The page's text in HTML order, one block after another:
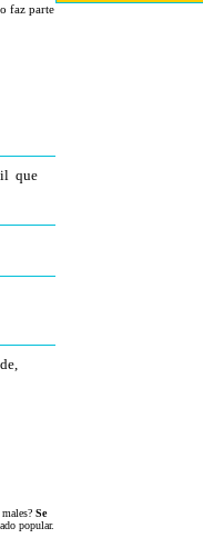
faz parte
que
Se
popular.